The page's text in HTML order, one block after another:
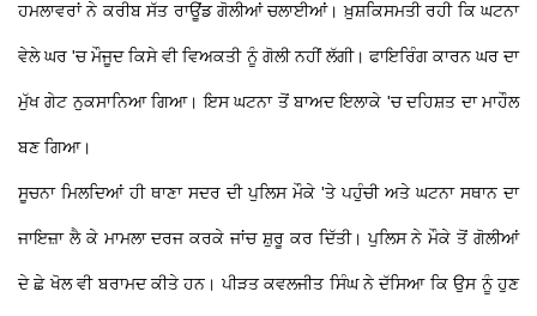
ਹਮਲਾਵਰਾਂ ਨੇ ਕਰੀਬ ਸੱਤ ਰਾਊਂਡ ਗੋਲੀਆਂ ਚਲਾਈਆਂ। ਖ਼ੁਸ਼ਕਿਸਮਤੀ ਰਹੀ ਕਿ ਘਟਨਾ
ਵੇਲੇ ਘਰ 'ਚ ਮੌਜੂਦ ਕਿਸੇ ਵੀ ਵਿਅਕਤੀ ਨੂੰ ਗੋਲੀ ਨਹੀਂ ਲੱਗੀ। ਫਾਇਰਿੰਗ ਕਾਰਨ ਘਰ ਦਾ
ਮੁੱਖ ਗੇਟ ਨੁਕਸਾਨਿਆ ਗਿਆ। ਇਸ ਘਟਨਾ ਤੋਂ ਬਾਅਦ ਇਲਾਕੇ 'ਚ ਦਹਿਸ਼ਤ ਦਾ ਮਾਹੌਲ
ਬਣ ਗਿਆ।
ਸੂਚਨਾ ਮਿਲਦਿਆਂ ਹੀ ਥਾਣਾ ਸਦਰ ਦੀ ਪੁਲਿਸ ਮੌਕੇ 'ਤੇ ਪਹੁੰਚੀ ਅਤੇ ਘਟਨਾ ਸਥਾਨ ਦਾ
ਜਾਇਜ਼ਾ ਲੈ ਕੇ ਮਾਮਲਾ ਦਰਜ ਕਰਕੇ ਜਾਂਚ ਸ਼ੁਰੂ ਕਰ ਦਿੱਤੀ। ਪੁਲਿਸ ਨੇ ਮੌਕੇ ਤੋਂ ਗੋਲੀਆਂ
ਦੇ ਛੇ ਖੋਲ ਵੀ ਬਰਾਮਦ ਕੀਤੇ ਹਨ। ਪੀੜਤ ਕਵਲਜੀਤ ਸਿੰਘ ਨੇ ਦੱਸਿਆ ਕਿ ਉਸ ਨੂੰ ਹੁਣ